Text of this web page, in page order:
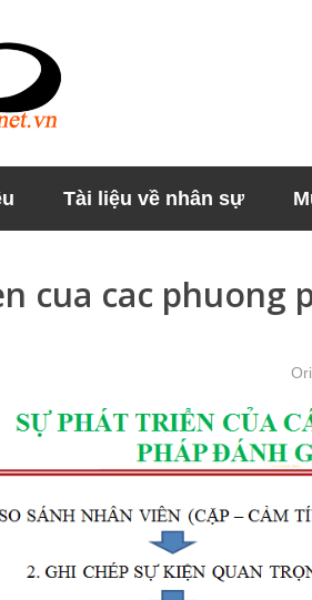
Tài liệu về nhân sự
cua cac phuong